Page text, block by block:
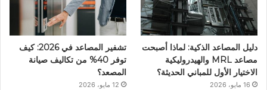
دليل المصاعد الذكية: لماذا أصبحت
مصاعد MRL والهيدروليكية
الاختيار الأول للمباني الحديثة؟
16 مايو، 2026
تشفير المصاعد في 2026: كيف
توفر 40% من تكاليف صيانة
المصعد؟
12 مايو، 2026